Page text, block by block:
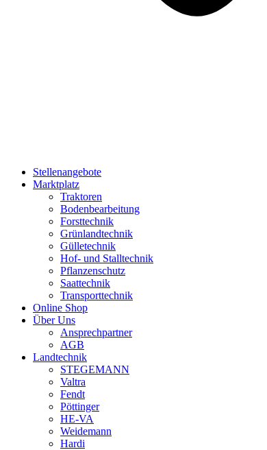
Stellenangebote
Marktplatz
Traktoren
Bodenbearbeitung
Forsttechnik
Grünlandtechnik
Gülletechnik
Hof- und Stalltechnik
Pflanzenschutz
Saattechnik
Transporttechnik
Online Shop
Über Uns
Ansprechpartner
AGB
Landtechnik
STEGEMANN
Valtra
Fendt
Pöttinger
HE-VA
Weidemann
Hardi